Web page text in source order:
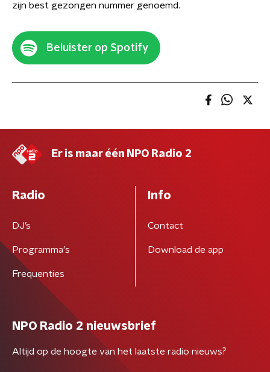
zijn best gezongen nummer genoemd.
Beluister op Spotify
Er is maar één NPO Radio 2
Radio
DJ’s
Programma's
Frequenties
Info
Contact
Download de app
NPO Radio 2 nieuwsbrief
Altijd op de hoogte van het laatste radio nieuws?